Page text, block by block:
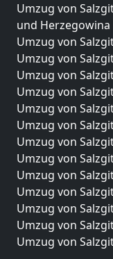
Umzug von
und Herzegowina
Umzug von
Umzug von
Umzug von
Umzug von
Umzug von
Umzug von
Umzug von
Umzug von
Umzug von
Umzug von
Umzug von
Umzug von
Umzug von